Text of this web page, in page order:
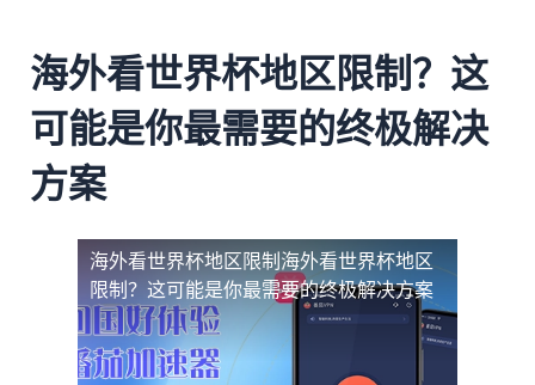
海外看世界杯地区限制？这
可能是你最需要的终极解决
方案
海外看世界杯地区限制 海外看世界杯地区
限制？这可能是你最需要的终极解决方案